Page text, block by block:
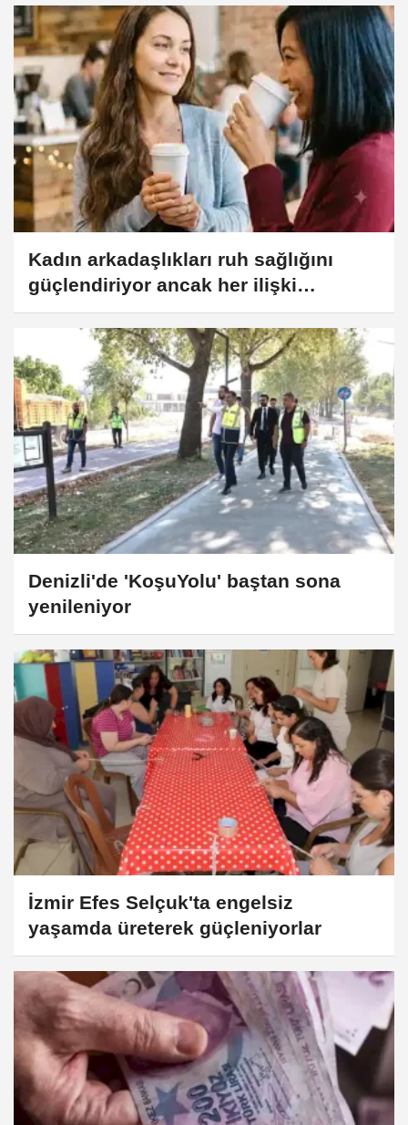
Kadın arkadaşlıkları ruh sağlığını
güçlendiriyor ancak her ilişki
destekleyici değil!
Denizli'de 'KoşuYolu' baştan sona
yenileniyor
İzmir Efes Selçuk'ta engelsiz
yaşamda üreterek güçleniyorlar